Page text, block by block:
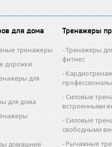
для дома
тренажеры
дорожки
для
для дома
домашние
Тренажеры
Тренажеры
фитнес
Силовые
встроенными
Силовые
свободными
Рычажные